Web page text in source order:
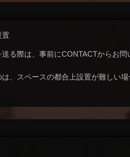
置
る際は、事前にCONTACTからお問
、スペースの都合上設置が難しい場